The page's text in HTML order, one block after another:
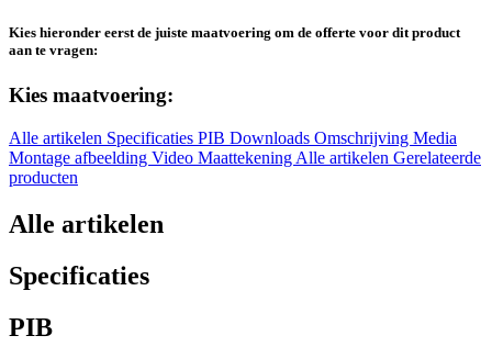
Kies hieronder eerst de juiste maatvoering om de offerte voor dit product
aan te vragen:
Kies maatvoering:
Alle artikelen Specificaties PIB Downloads Omschrijving Media
Montage afbeelding Video Maattekening Alle artikelen Gerelateerde
producten
Alle artikelen
Specificaties
PIB